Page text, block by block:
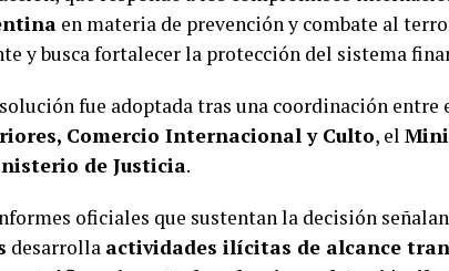
en materia de prevención y combate al
y busca fortalecer la protección del sistema
fue adoptada tras una coordinación entre
Comercio Internacional y Culto, el
de Justicia.
oficiales que sustentan la decisión
desarrolla actividades ilícitas de alcance